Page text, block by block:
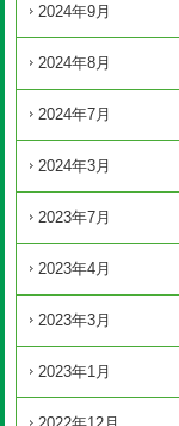
2024年9月
2024年8月
2024年7月
2024年3月
2023年7月
2023年4月
2023年3月
2023年1月